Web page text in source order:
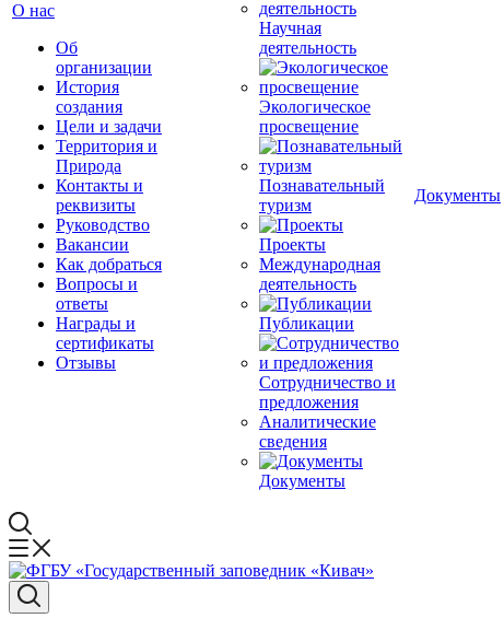
О нас
Об
организации
История
создания
Цели и задачи
Территория и
Природа
Контакты и
реквизиты
Руководство
Вакансии
Как добраться
Вопросы и
ответы
Награды и
сертификаты
Отзывы
Научная
деятельность
Экологическое
просвещение
Познавательный
туризм
Проекты
Международная
деятельность
Публикации
Сотрудничество и
предложения
Аналитические
сведения
Документы
Документы